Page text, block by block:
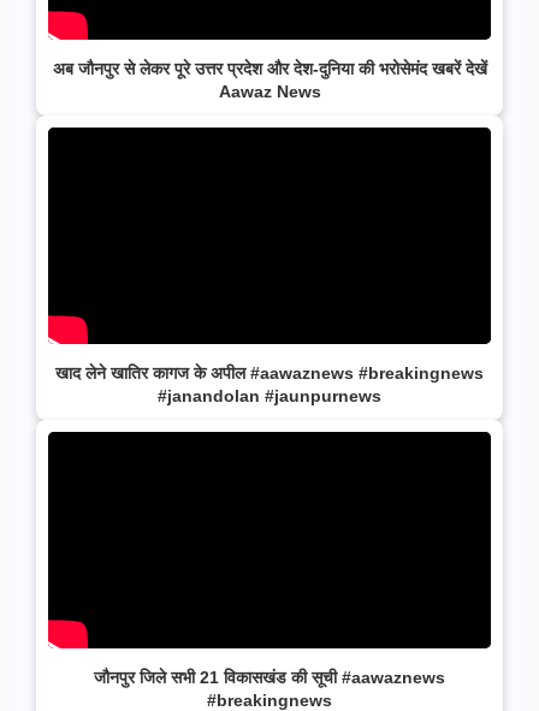
अब जौनपुर से लेकर पूरे उत्तर प्रदेश और देश-दुनिया की भरोसेमंद खबरें देखें
Aawaz News
खाद लेने खातिर कागज के अपील #aawaznews #breakingnews
#janandolan #jaunpurnews
जौनपुर जिले सभी 21 विकासखंड की सूची #aawaznews
#breakingnews